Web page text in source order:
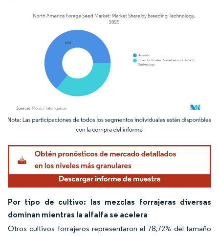
Imagen © Mordor Intelligence. El uso requiere atribución según CC BY 4.0.
Por tipo de cultivo: las mezclas forrajeras diversas
dominan mientras la alfalfa se acelera
Otros cultivos forrajeros representaron el 78,72% del tamaño